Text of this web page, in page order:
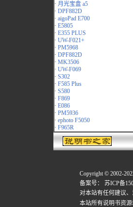
· 月光宝盒 a5
· DPF882D
· aigoPad E700
· E5805
· E355 PLUS
· UW-F021+
· PM5968
· DPF882D
· MK3506
· UW-F069
· S302
· F585 Plus
· S580
· F869
· E086
· PM5936
· ephoto F5050
· F965R
Copyright © 2002-
备案号：
苏ICP备
对本站有任何建议、
本站所有说明书资